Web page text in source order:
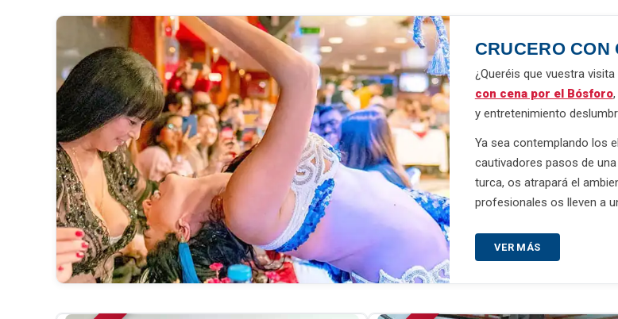
CRUCERO CON
¿Queréis que vuestra
con cena por el Bósforo
y entretenimiento
Ya sea contemplando los
cautivadores pasos de
turca, os atrapará el
profesionales os lleven a
VER MÁS